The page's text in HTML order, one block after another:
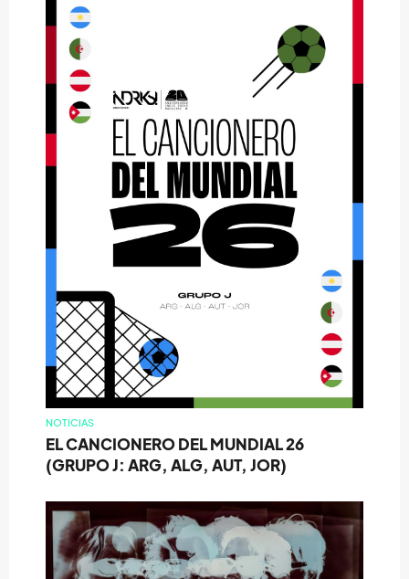
NOTICIAS
EL CANCIONERO DEL MUNDIAL 26
(GRUPO J: ARG, ALG, AUT, JOR)